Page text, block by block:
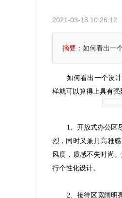
2021-03-18 10:26:12
摘要： 如何看出一
如何看出一个设
样就可以算得上具有
1、开放式办公区
烈，同时又兼具高雅
风度，质感不失时尚
行个性化设计。
2、接待区宽阔明